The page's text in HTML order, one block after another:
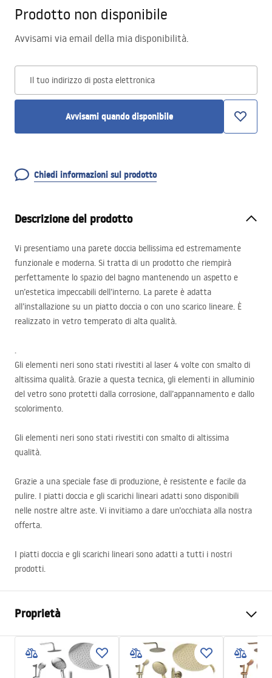
Prodotto non disponibile
Avvisami via email della mia disponibilità.
Il tuo indirizzo di posta elettronica
Avvisami quando disponibile
Chiedi informazioni sul prodotto
Descrizione del prodotto
Vi presentiamo una parete doccia bellissima ed estremamente
funzionale e moderna. Si tratta di un prodotto che riempirà
perfettamente lo spazio del bagno mantenendo un aspetto e
un’estetica impeccabili dell’interno. La parete è adatta
all’installazione su un piatto doccia o con uno scarico lineare. È
realizzato in vetro temperato di alta qualità.
.
Gli elementi neri sono stati rivestiti al laser 4 volte con smalto di
altissima qualità. Grazie a questa tecnica, gli elementi in alluminio
del vetro sono protetti dalla corrosione, dall’appannamento e dallo
scolorimento.
Gli elementi neri sono stati rivestiti con smalto di altissima
qualità.
Grazie a una speciale fase di produzione, è resistente e facile da
pulire. I piatti doccia e gli scarichi lineari adatti sono disponibili
nelle nostre altre aste. Vi invitiamo a dare un’occhiata alla nostra
offerta.
I piatti doccia e gli scarichi lineari sono adatti a tutti i nostri
prodotti.
Proprietà
Dimensioni (porta x parete)
100
Colore
Nero opaco